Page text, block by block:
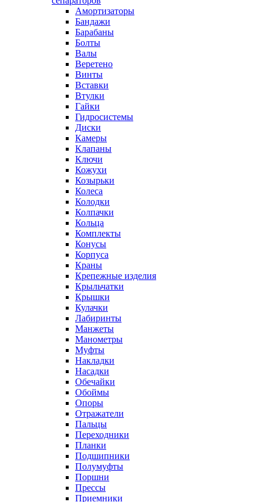
Амортизаторы
Бандажи
Барабаны
Болты
Валы
Веретено
Винты
Вставки
Втулки
Гайки
Гидросистемы
Диски
Камеры
Клапаны
Ключи
Кожухи
Козырьки
Колеса
Колодки
Колпачки
Кольца
Комплекты
Конусы
Корпуса
Краны
Крепежные изделия
Крыльчатки
Крышки
Кулачки
Лабиринты
Манжеты
Манометры
Муфты
Накладки
Насадки
Обечайки
Обоймы
Опоры
Отражатели
Пальцы
Переходники
Планки
Подшипники
Полумуфты
Поршни
Прессы
Приемники